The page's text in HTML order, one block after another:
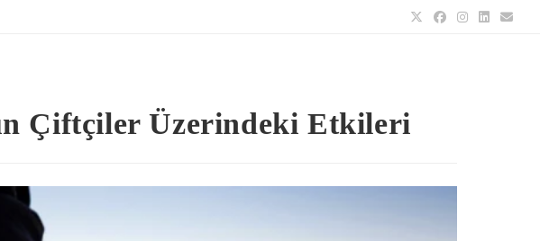
Çiftçiler Üzerindeki Etkileri